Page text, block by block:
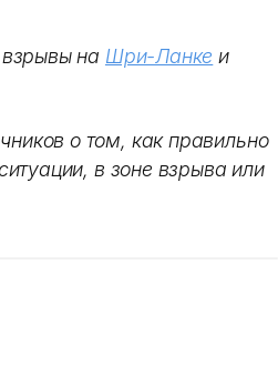
на Шри-Ланке и
о том, как правильно
в зоне взрыва или